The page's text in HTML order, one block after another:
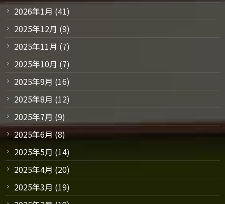
2026年1月 (41)
2025年12月 (9)
2025年11月 (7)
2025年10月 (7)
2025年9月 (16)
2025年8月 (12)
2025年7月 (9)
2025年6月 (8)
2025年5月 (14)
2025年4月 (20)
2025年3月 (19)